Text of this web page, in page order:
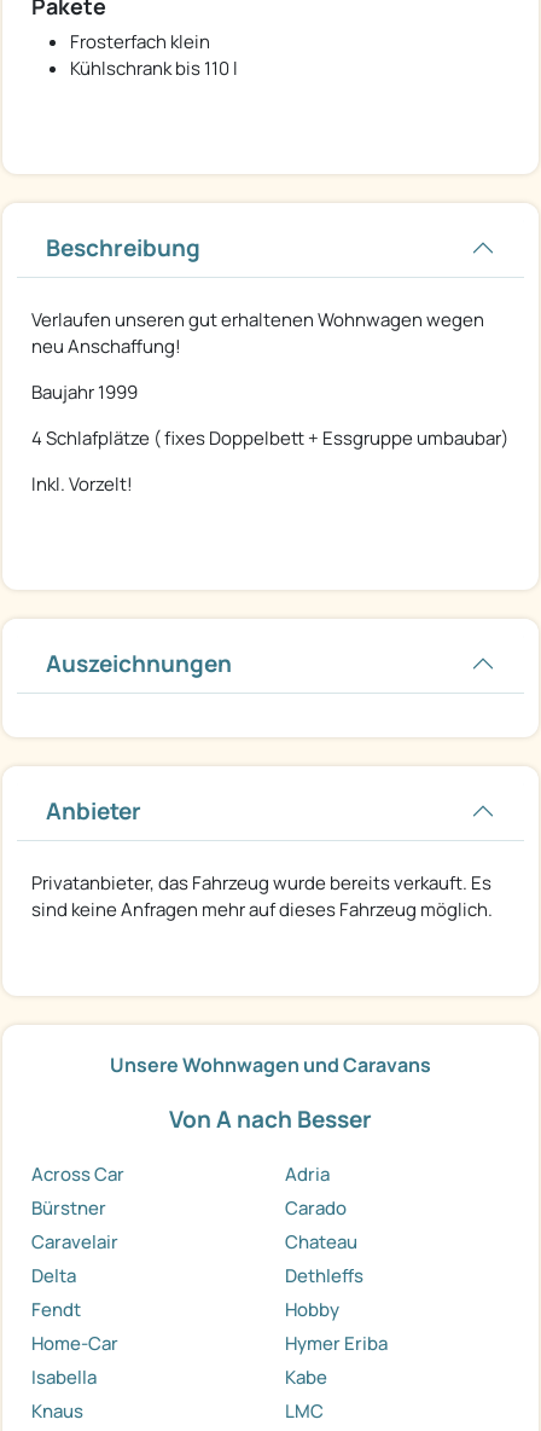
Pakete
Frosterfach klein
Kühlschrank bis 110 l
Beschreibung
Verlaufen unseren gut erhaltenen Wohnwagen wegen
neu Anschaffung!
Baujahr 1999
4 Schlafplätze ( fixes Doppelbett + Essgruppe umbaubar)
Inkl. Vorzelt!
Auszeichnungen
Anbieter
Privatanbieter, das Fahrzeug wurde bereits verkauft. Es
sind keine Anfragen mehr auf dieses Fahrzeug möglich.
Unsere Wohnwagen und Caravans
Von A nach Besser
Across Car
Adria
Bürstner
Carado
Caravelair
Chateau
Delta
Dethleffs
Fendt
Hobby
Home-Car
Hymer Eriba
Isabella
Kabe
Knaus
LMC